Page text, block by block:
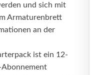
und sich mit
Armaturenbrett
an der
ist ein 12-
Abonnement